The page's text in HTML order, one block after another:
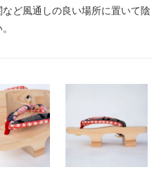
ど風通しの良い場所に置いて陰